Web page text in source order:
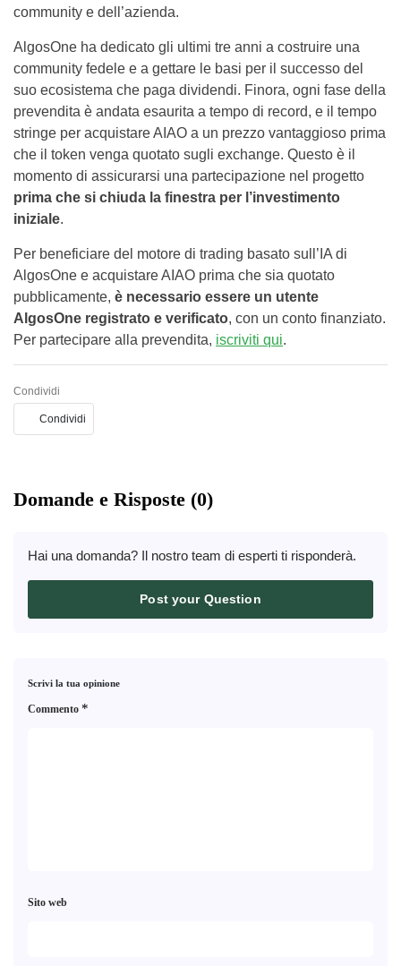
community e dell’azienda.
AlgosOne ha dedicato gli ultimi tre anni a costruire una
community fedele e a gettare le basi per il successo del
suo ecosistema che paga dividendi. Finora, ogni fase della
prevendita è andata esaurita a tempo di record, e il tempo
stringe per acquistare AIAO a un prezzo vantaggioso prima
che il token venga quotato sugli exchange. Questo è il
momento di assicurarsi una partecipazione nel progetto
prima che si chiuda la finestra per l’investimento
iniziale.
Per beneficiare del motore di trading basato sull’IA di
AlgosOne e acquistare AIAO prima che sia quotato
pubblicamente, è necessario essere un utente
AlgosOne registrato e verificato, con un conto finanziato.
Per partecipare alla prevendita, iscriviti qui.
Condividi
Condividi
Domande e Risposte (0)
Hai una domanda? Il nostro team di esperti ti risponderà.
Post your Question
Scrivi la tua opinione
Commento *
Sito web